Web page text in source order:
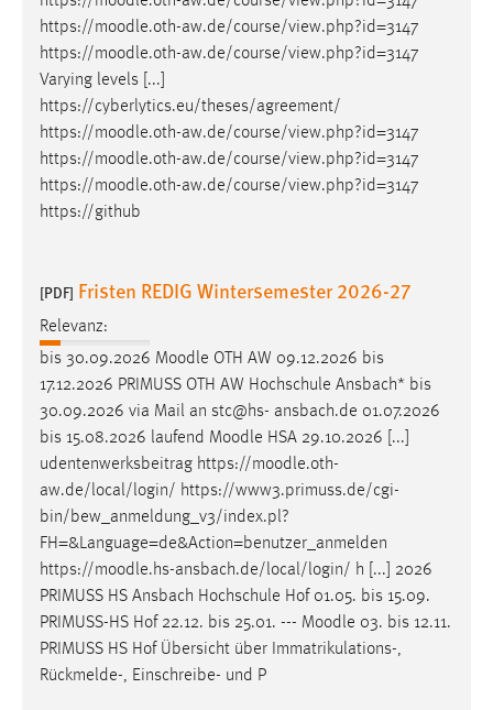
https://moodle.oth-aw.de/course/view.php?id=3147
https://moodle.oth-aw.de/course/view.php?id=3147
Varying levels [...]
https://cyberlytics.eu/theses/agreement/
https://moodle.oth-aw.de/course/view.php?id=3147
https://moodle.oth-aw.de/course/view.php?id=3147
https://moodle.oth-aw.de/course/view.php?id=3147
https://github
[PDF] Fristen REDIG Wintersemester 2026-27
Relevanz:
bis 30.09.2026 Moodle OTH AW 09.12.2026 bis
17.12.2026 PRIMUSS OTH AW Hochschule Ansbach* bis
30.09.2026 via Mail an stc@hs- ansbach.de 01.07.2026
bis 15.08.2026 laufend Moodle HSA 29.10.2026 [...]
udentenwerksbeitrag https://moodle.oth-
aw.de/local/login/ https://www3.primuss.de/cgi-
bin/bew_anmeldung_v3/index.pl?
FH=&Language=de&Action=benutzer_anmelden
https://moodle.hs-ansbach.de/local/login/ h [...] 2026
PRIMUSS HS Ansbach Hochschule Hof 01.05. bis 15.09.
PRIMUSS-HS Hof 22.12. bis 25.01. --- Moodle 03. bis 12.11.
PRIMUSS HS Hof Übersicht über Immatrikulations-,
Rückmelde-, Einschreibe- und P